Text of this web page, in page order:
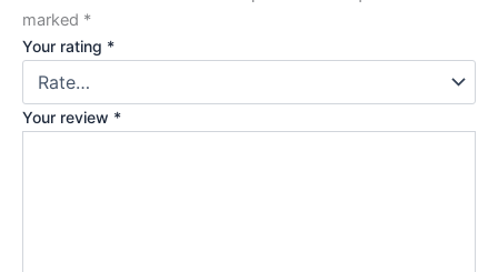
marked *
Your rating *
Your review *